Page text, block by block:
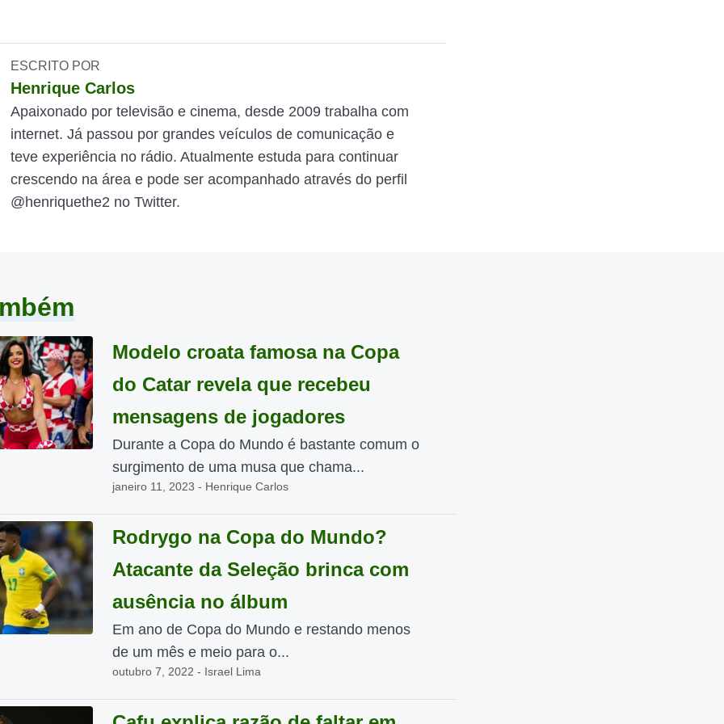
ESCRITO POR
Henrique Carlos
Apaixonado por televisão e cinema, desde 2009 trabalha com
internet. Já passou por grandes veículos de comunicação e
teve experiência no rádio. Atualmente estuda para continuar
crescendo na área e pode ser acompanhado através do perfil
@henriquethe2 no Twitter.
Modelo croata famosa na Copa
do Catar revela que recebeu
mensagens de jogadores
Durante a Copa do Mundo é bastante comum o
surgimento de uma musa que chama...
janeiro 11, 2023 - Henrique Carlos
Rodrygo na Copa do Mundo?
Atacante da Seleção brinca com
ausência no álbum
Em ano de Copa do Mundo e restando menos
de um mês e meio para o...
outubro 7, 2022 - Israel Lima